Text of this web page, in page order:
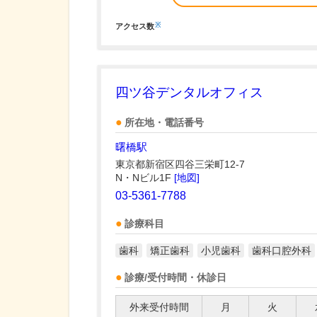
アクセス数※
四ツ谷デンタルオフィス
所在地・電話番号
曙橋駅
東京都新宿区四谷三栄町12-7
N・Nビル1F [地図]
03-5361-7788
診療科目
歯科 矯正歯科 小児歯科 歯科口腔外科
診療/受付時間・休診日
外来受付時間 月 火